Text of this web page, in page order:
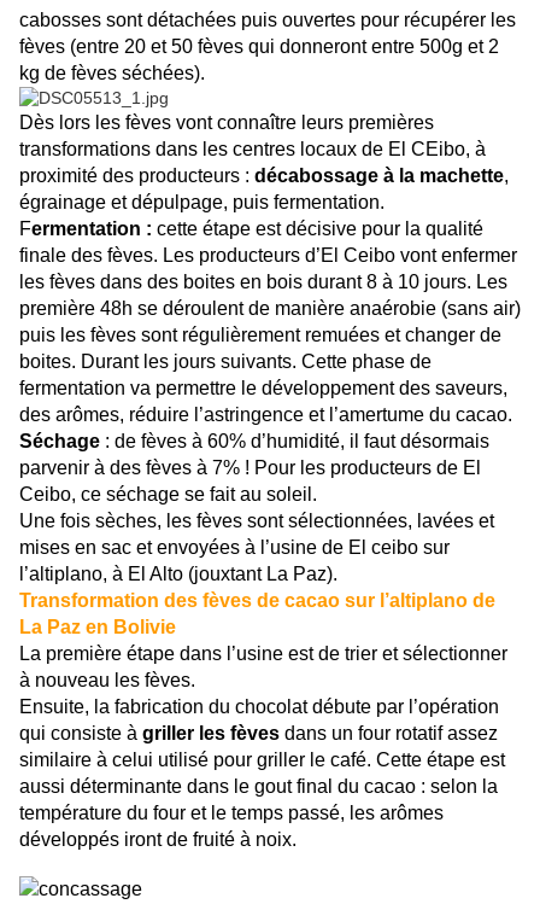
cabosses sont détachées puis ouvertes pour récupérer les
fèves (entre 20 et 50 fèves qui donneront entre 500g et 2
kg de fèves séchées).
Dès lors les fèves vont connaître leurs premières
transformations dans les centres locaux de El CEibo, à
proximité des producteurs : décabossage à la machette,
égrainage et dépulpage, puis fermentation.
Fermentation : cette étape est décisive pour la qualité
finale des fèves. Les producteurs d’El Ceibo vont enfermer
les fèves dans des boites en bois durant 8 à 10 jours. Les
première 48h se déroulent de manière anaérobie (sans air)
puis les fèves sont régulièrement remuées et changer de
boites. Durant les jours suivants. Cette phase de
fermentation va permettre le développement des saveurs,
des arômes, réduire l’astringence et l’amertume du cacao.
Séchage : de fèves à 60% d’humidité, il faut désormais
parvenir à des fèves à 7% ! Pour les producteurs de El
Ceibo, ce séchage se fait au soleil.
Une fois sèches, les fèves sont sélectionnées, lavées et
mises en sac et envoyées à l’usine de El ceibo sur
l’altiplano, à El Alto (jouxtant La Paz).
Transformation des fèves de cacao sur l’altiplano de
La Paz en Bolivie
La première étape dans l’usine est de trier et sélectionner
à nouveau les fèves.
Ensuite, la fabrication du chocolat débute par l’opération
qui consiste à griller les fèves dans un four rotatif assez
similaire à celui utilisé pour griller le café. Cette étape est
aussi déterminante dans le gout final du cacao : selon la
température du four et le temps passé, les arômes
développés iront de fruité à noix.